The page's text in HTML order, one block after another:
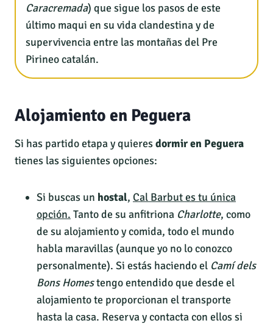
Caracremada) que sigue los pasos de este
último maqui en su vida clandestina y de
supervivencia entre las montañas del Pre
Pirineo catalán.
Alojamiento en Peguera
Si has partido etapa y quieresdormir en Peguera
tienes las siguientes opciones:
Si buscas un hostal, Cal Barbut es tu única
opción. Tanto de su anfitriona Charlotte, como
de su alojamiento y comida, todo el mundo
habla maravillas (aunque yo no lo conozco
personalmente). Si estás haciendo el Camí dels
Bons Homestengo entendido que desde el
alojamiento te proporcionan el transporte
hasta la casa. Reserva y contacta con ellos si